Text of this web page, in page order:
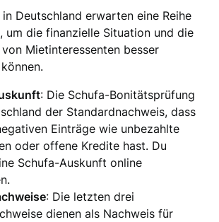
Deutschland erwarten eine Reihe
um die finanzielle Situation und die
Mietinteressenten besser
: Die Schufa-Bonitätsprüfung
der Standardnachweis, dass
Einträge wie unbezahlte
oder offene Kredite hast. Du
Schufa-Auskunft online
: Die letzten drei
dienen als Nachweis für